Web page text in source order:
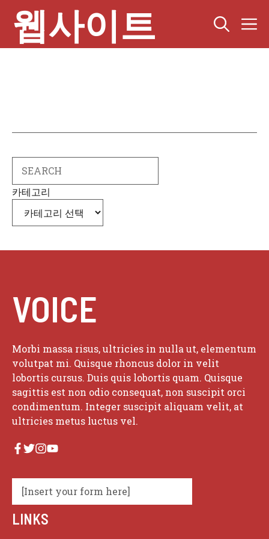
content
웹사이트
카테고리
VOICE
Morbi massa risus, ultricies in nulla ut, elementum
volutpat mi. Quisque rhoncus dolor in velit
lobortis cursus. Duis quis lobortis quam. Quisque
sagittis est non odio consequat, non suscipit orci
condimentum. Integer suscipit aliquam velit, at
ultricies metus luctus vel.
[Insert your form here]
LINKS